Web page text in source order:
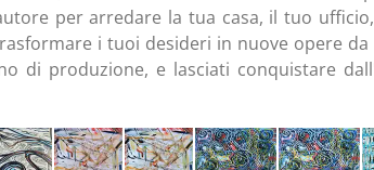
per arredare la tua casa, il tuo
i tuoi desideri in nuove opere
di produzione, e lasciati conquistare